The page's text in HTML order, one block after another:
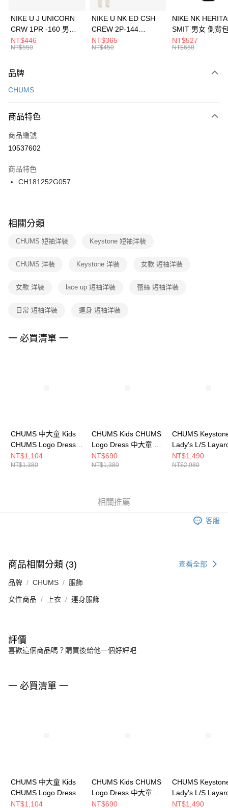
元大商業銀行
台灣樂天信用卡公司
全盈+PAY
AFTEE先享後付
【關於「AFTEE先享後付」】
便利好安心！
３．安心：先確認商品／服務後，再付款。
【「AFTEE先享後付」結帳流程】
１．於結帳方式選擇「AFTEE先享後付」後，將跳轉至「AFTEE先享後付」
２．訂單成立數日內，您將收到繳費通知簡訊。
３．收到繳費通知簡訊後14天內，點擊此簡訊中的連結，可透過四大超商／
ATM／網路銀行／等多元方式進行付款，方視為交易完成。
※ 交易是否成功請以「AFTEE先享後付 」之結帳頁面顯示為準，若有關於
是否繳費成功／繳費後需取消欲退款等相關疑問，請聯繫「AFTEE先享後付
客戶支援中心」https://netprotections.freshdesk.com/support/home
１．透過由恩沛科技股份有限公司提供之「AFTEE先享後付」服務完成之交
權轉讓予恩沛科技股份有限公司。
３．未成年的使用者請事先徵得法定代理人或監護人之同意方可使用
４．使用「AFTEE先享後付」時，將依據個別帳號之用戶狀況，依本公司即
運送方式
每筆NT$100，滿NT$1,500(含以上)免運費
宅配
每筆NT$100，滿NT$1,500(含以上)免運費
付款後門市自取
每筆NT$100，滿NT$1,500(含以上)免運費
NIKE U J UNICORN
CRW 1PR -160 男女
中統襪 FZ3393100
NT$446
NT$550
NIKE U NK ED CSH
CREW 2P-144
EMBRDY 男女 短統襪
FZ3073133
NT$365
NT$450
NIKE NK
SMIT 男女 側背
BA5871010
NT$527
NT$650
品牌
CHUMS
商品特色
商品編號
10537602
商品特色
CH181252G057
相關分類
CHUMS 短袖洋裝 Keystone 短袖洋裝
CHUMS 洋裝 Keystone 洋裝 女款 短袖洋裝
女款 洋裝 lace up 短袖洋裝 蕾絲 短袖洋裝
日常 短袖洋裝 連身 短袖洋裝
一 必買清單 一
CHUMS 中大童 Kids
CHUMS Logo Dress短
袖洋裝
CH211284M062
NT$1,104
NT$1,380
CHUMS Kids CHUMS
Logo Dress 中大童 短
袖洋裝
CH211284W075
NT$690
NT$1,380
CHUMS
Lady’s L/S
Shirt 女 兩件式
袖上衣
NT$1,490
NT$2,980
相關推薦
客服
商品相關分類 (3) 查看全部
品牌 CHUMS 服飾
女性商品 上衣 連身服飾
評價
喜歡這個商品嗎？購買後給他一個好評吧
一 必買清單 一
CHUMS 中大童 Kids
CHUMS Logo Dress短
袖洋裝
NT$1,104
CHUMS Kids CHUMS
Logo Dress 中大童 短
袖洋裝
NT$690
CHUMS
Lady’s L/S
Shirt 女 兩件式
NT$1,490